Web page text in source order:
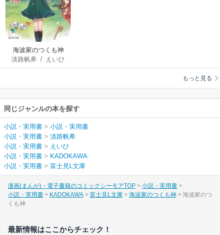
海波家のつくも神
淡路帆希 / えいひ
もっと見る
同じジャンルの本を探す
小説・実用書 > 小説・実用書
小説・実用書 > 淡路帆希
小説・実用書 > えいひ
小説・実用書 > KADOKAWA
小説・実用書 > 富士見L文庫
漫画(まんが)・電子書籍のコミックシーモアTOP
小説・実用書
小説・実用書
KADOKAWA 富士見L文庫 海波家のつくも神
海波家のつ
くも神
最新情報はここからチェック！